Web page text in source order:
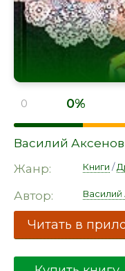
0 0%
Василий Аксенов
Жанр:
Книги /
Автор:
Читать в